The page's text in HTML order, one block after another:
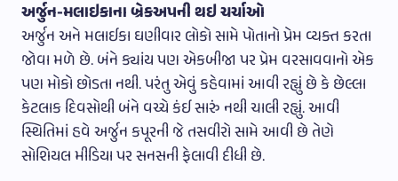
અર્જુન-મલાઇકાના બ્રેકઅપની થઇ ચર્ચાઓ
અર્જુન અને મલાઈકા ઘણીવાર લોકો સામે પોતાનો પ્રેમ વ્યક્ત કરતા
જોવા મળે છે. બંને ક્યાંય પણ એકબીજા પર પ્રેમ વરસાવવાનો એક
પણ મોકો છોડતા નથી. પરંતુ એવું કહેવામાં આવી રહ્યું છે કે છેલ્લા
કેટલાક દિવસોથી બંને વચ્ચે કંઈ સારું નથી ચાલી રહ્યું. આવી
સ્થિતિમાં હવે અર્જુન કપૂરની જે તસવીરો સામે આવી છે તેણે
સોશિયલ મીડિયા પર સનસની ફેલાવી દીધી છે.